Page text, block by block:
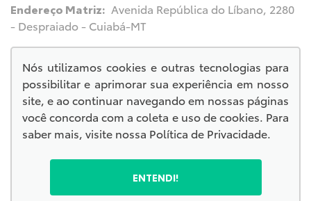
Endereço Matriz: Avenida República do Líbano, 2280
- Despraiado - Cuiabá-MT
© Copyright 2026
AutoForce - Todos os direitos reservados.
.
No trânsito, escolha a vida.
Nós utilizamos cookies e outras tecnologias para
possibilitar e aprimorar sua experiência em nosso
site, e ao continuar navegando em nossas páginas
você concorda com a coleta e uso de cookies. Para
saber mais, visite nossa Política de Privacidade.
ENTENDI!